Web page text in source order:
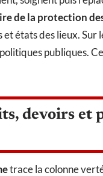
de la protection
et états des lieux.
publiques.
devoirs et
trace la colonne